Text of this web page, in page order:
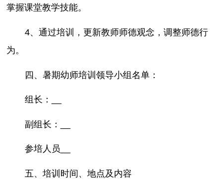
掌握课堂教学技能。
4、通过培训，更新教师师德观念，调整师德行
为。
四、暑期幼师培训领导小组名单：
组长：__
副组长：__
参培人员__
五、培训时间、地点及内容